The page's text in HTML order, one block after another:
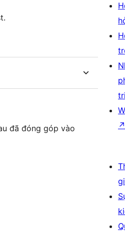
đã đóng góp vào
↗